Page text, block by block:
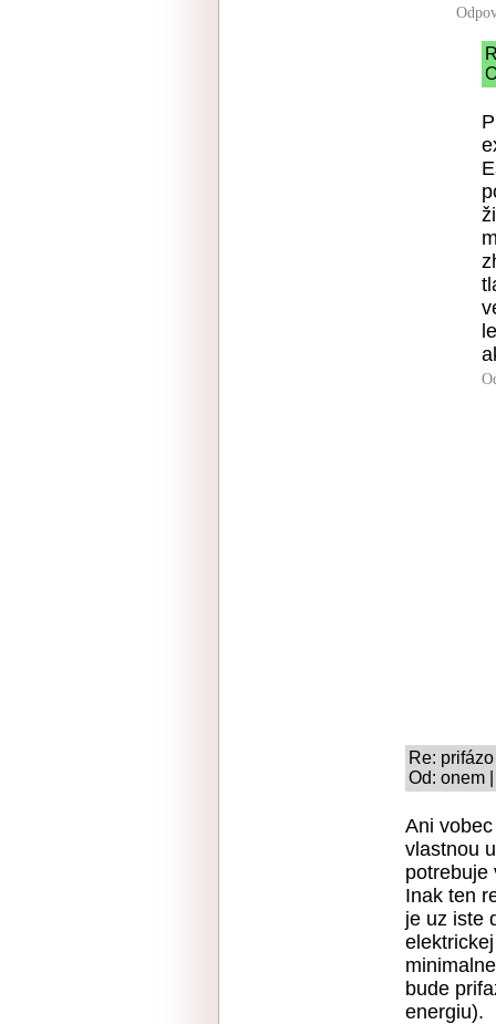
Re: prifázo
Od: onem
Ani
vlastnou
potrebuje
Inak ten
je uz iste
bude
energiu).